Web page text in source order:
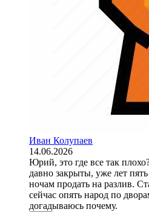
Иван Колупаев
14.06.2026
Юрий, это где все так
давно закрыты, уже лет
ночам продать на разлив.
сейчас опять народ по
догадываюсь почему.